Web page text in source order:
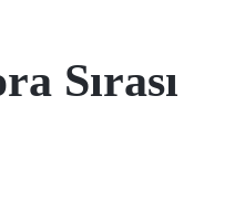
Sırası